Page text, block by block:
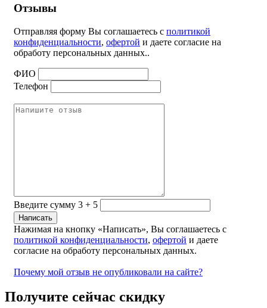
Отзывы
Отправляя форму Вы соглашаетесь с политикой
конфиденциальности, офертой и даете согласие на
обработу персональных данных..
ФИО
Телефон
Введите сумму 3 + 5
Нажимая на кнопку «Написать», Вы соглашаетесь с
политикой конфиденциальности, офертой и даете
согласие на обработу персональных данных.
Почему мой отзыв не опубликовали на сайте?
Получите сейчас скидку